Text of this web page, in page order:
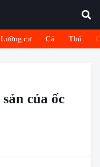
Lưỡng cư Cá Thú
của ốc